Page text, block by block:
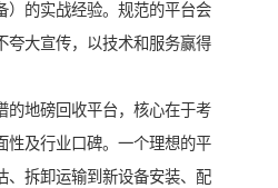
）的实战经验。规范的平台会
夸大宣传，以技术和服务赢得
的地磅回收平台，核心在于考
性及行业口碑。一个理想的平
、拆卸运输到新设备安装、配